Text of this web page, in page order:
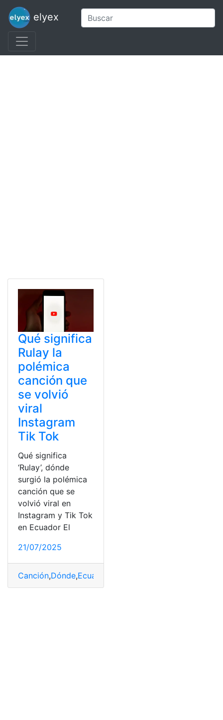
elyex
Qué significa
Rulay la
polémica
canción que
se volvió
viral
Instagram
Tik Tok
Qué significa
‘Rulay’, dónde
surgió la polémica
canción que se
volvió viral en
Instagram y Tik Tok
en Ecuador El
21/07/2025
Canción,Dónde,Ecuador